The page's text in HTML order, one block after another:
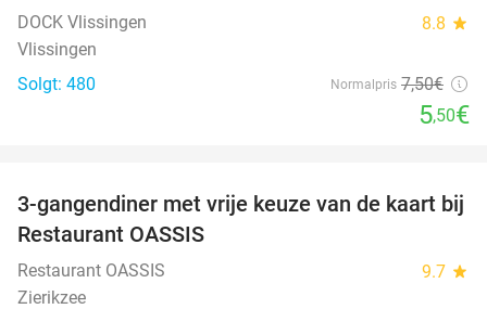
DOCK Vlissingen 8.8 star
Vlissingen
Solgt: 480
Normalpris 7,50€
5,50€
43%
3-gangendiner met vrije keuze van de kaart bij
Restaurant OASSIS
Restaurant OASSIS 9.7 star
Zierikzee